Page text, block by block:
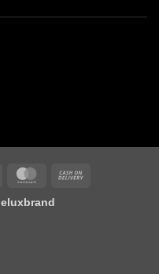
MasterCard
eluxbrand